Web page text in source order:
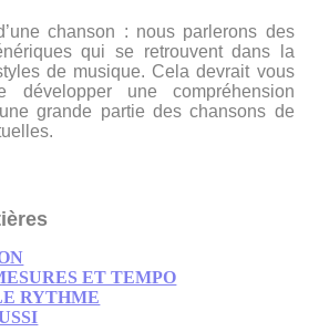
chanson : nous parlerons des
qui se retrouvent dans la
de musique. Cela devrait vous
développer une compréhension
grande partie des chansons de
ET TEMPO
RYTHME